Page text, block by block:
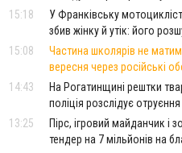
15:18
У Франківську
збив жінку й утік: його
15:08
Частина школярів не
вересня через російські
14:43
На Рогатинщині рештки
поліція розслідує
13:25
Пірс, ігровий майданчик і
тендер на 7 мільйонів на